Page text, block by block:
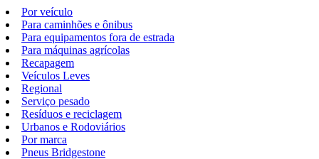
Por veículo
Para caminhões e ônibus
Para equipamentos fora de estrada
Para máquinas agrícolas
Recapagem
Veículos Leves
Regional
Serviço pesado
Resíduos e reciclagem
Urbanos e Rodoviários
Por marca
Pneus Bridgestone